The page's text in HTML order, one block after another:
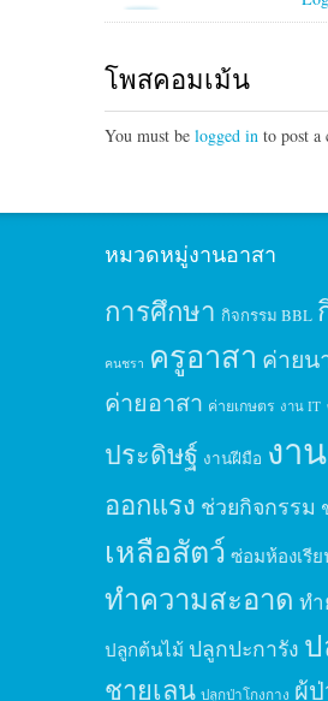
โพสคอมเม้น
You must be logged in to post a
หมวดหมู่งานอาสา
การศึกษา กิจกรรม BBL
คนชรา ครูอาสา ค่ายน
ค่ายอาสา ค่ายเกษตร งาน IT
ประดิษฐ์ งานฝีมือ งา
ออกแรง ช่วยกิจกรรม
เหลือสัตว์ ซ่อมห้องเรี
ทำความสะอาด ทำ
ปลูกต้นไม้ ปลูกปะการัง
ชายเลน ปลูกป่าโกงกาง ผู้